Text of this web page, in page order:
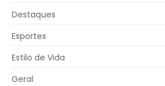
Destaques
Esportes
Estilo de Vida
Geral